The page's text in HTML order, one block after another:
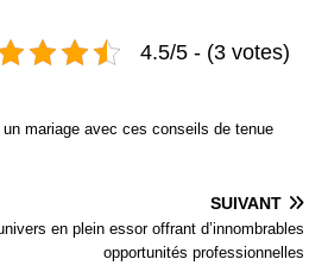
4.5/5 - (3 votes)
mariage avec ces conseils de tenue
SUIVANT
en plein essor offrant d’innombrables
opportunités professionnelles